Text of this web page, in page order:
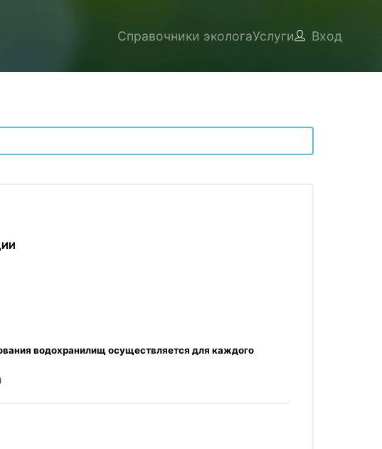
Справочники экологаУслуги Вход
водохранилищ осуществляется для каждого